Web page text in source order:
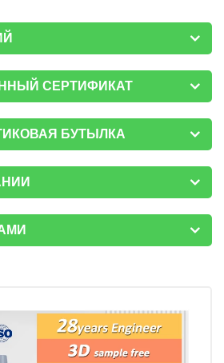
СЕРТИФИКАТ
БУТЫЛКА